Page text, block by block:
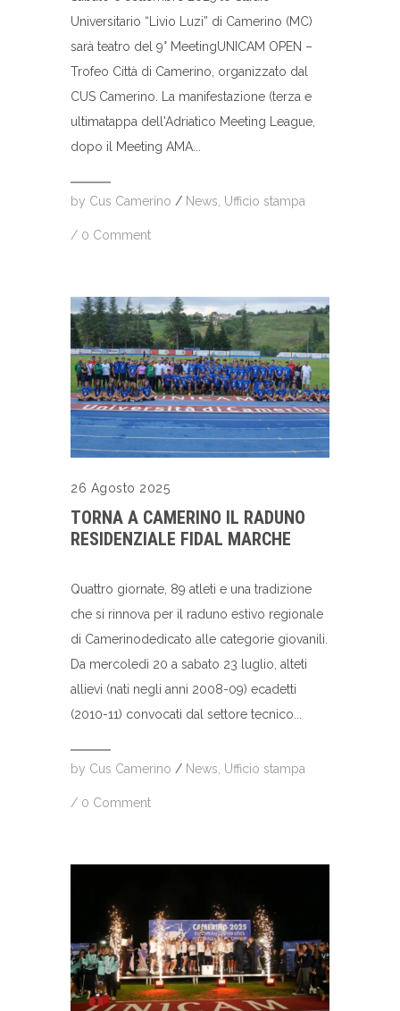
Universitario “Livio Luzi” di Camerino (MC)
sarà teatro del 9° MeetingUNICAM OPEN –
Trofeo Città di Camerino, organizzato dal
CUS Camerino. La manifestazione (terza e
ultimatappa dell'Adriatico Meeting League,
dopo il Meeting AMA...
by Cus Camerino / News, Ufficio stampa
/ 0 Comment
26 Agosto 2025
TORNA A CAMERINO IL RADUNO
RESIDENZIALE FIDAL MARCHE
Quattro giornate, 89 atleti e una tradizione
che si rinnova per il raduno estivo regionale
di Camerinodedicato alle categorie giovanili.
Da mercoledì 20 a sabato 23 luglio, alteti
allievi (nati negli anni 2008-09) ecadetti
(2010-11) convocati dal settore tecnico...
by Cus Camerino / News, Ufficio stampa
/ 0 Comment